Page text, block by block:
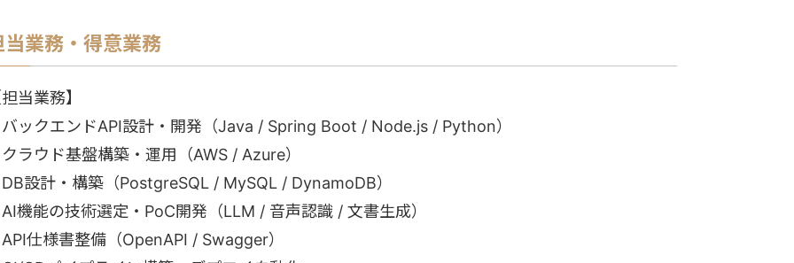
当業務・得意業務
当業務】
ックエンドAPI設計・開発（Java / Spring Boot / Node.js / Python）
ラウド基盤構築・運用（AWS / Azure）
設計・構築（PostgreSQL / MySQL / DynamoDB）
機能の技術選定・PoC開発（LLM / 音声認識 / 文書生成）
仕様書整備（OpenAPI / Swagger）